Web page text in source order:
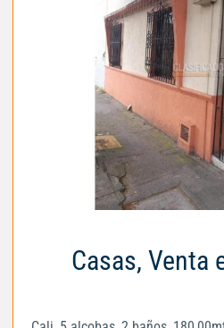
Casas, Venta